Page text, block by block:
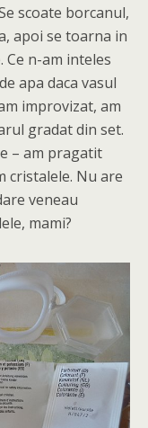
scoate borcanul,
apoi se toarna in
Ce n-am inteles
apa daca vasul
improvizat, am
gradat din set.
– am pragatit
cristalele. Nu are
veneau
mami?